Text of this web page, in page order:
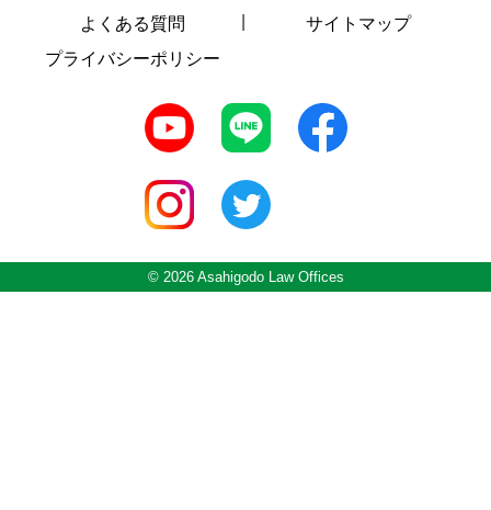
よくある質問
サイトマップ
プライバシーポリシー
© 2026 Asahigodo Law Offices